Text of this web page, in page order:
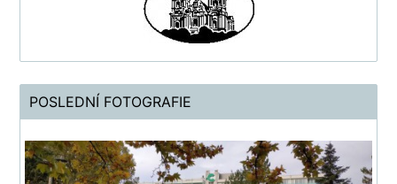
POSLEDNÍ FOTOGRAFIE